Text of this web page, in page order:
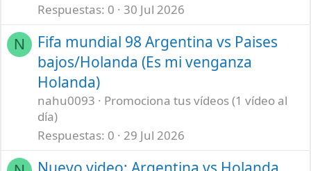
Respuestas 0 30 Jul 2026
N
Fifa mundial 98 Argentina vs Paises
bajos/Holanda (Es mi venganza
Holanda)
nahu0093
Promociona tus vídeos (1 vídeo al
día)
Respuestas 0 29 Jul 2026